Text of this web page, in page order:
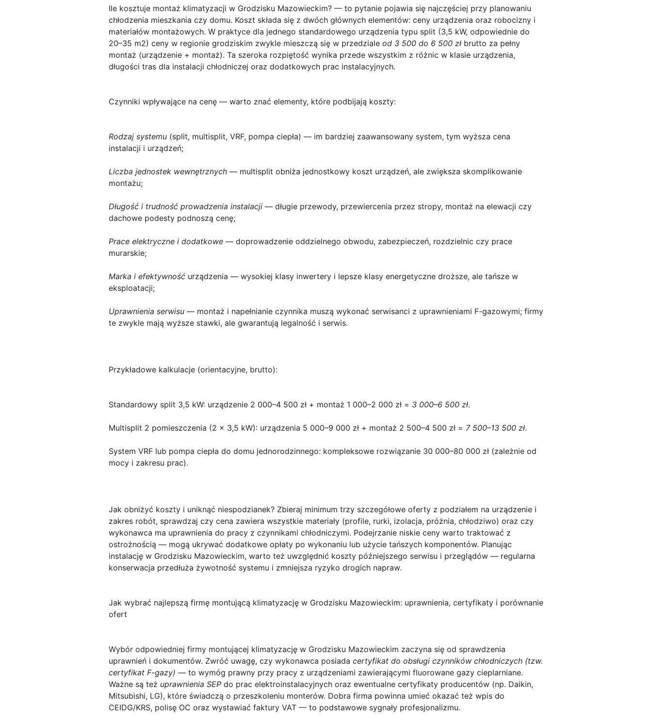
Ile kosztuje montaż klimatyzacji w Grodzisku Mazowieckim? — to pytanie pojawia się najczęściej przy planowaniu
chłodzenia mieszkania czy domu. Koszt składa się z dwóch głównych elementów: ceny urządzenia oraz robocizny i
materiałów montażowych. W praktyce dla jednego standardowego urządzenia typu split (3,5 kW, odpowiednie do
20–35 m2) ceny w regionie grodziskim zwykle mieszczą się w przedziale od 3 500 do 6 500 złbrutto za pełny
montaż (urządzenie + montaż). Ta szeroka rozpiętość wynika przede wszystkim z różnic w klasie urządzenia,
długości tras dla instalacji chłodniczej oraz dodatkowych prac instalacyjnych.
Czynniki wpływające na cenę — warto znać elementy, które podbijają koszty:
Rodzaj systemu (split, multisplit, VRF, pompa ciepła) — im bardziej zaawansowany system, tym wyższa cena
instalacji i urządzeń;
Liczba jednostek wewnętrznych — multisplit obniża jednostkowy koszt urządzeń, ale zwiększa skomplikowanie
montażu;
Długość i trudność prowadzenia instalacji — długie przewody, przewiercenia przez stropy, montaż na elewacji czy
dachowe podesty podnoszą cenę;
Prace elektryczne i dodatkowe — doprowadzenie oddzielnego obwodu, zabezpieczeń, rozdzielnic czy prace
murarskie;
Marka i efektywność urządzenia — wysokiej klasy inwertery i lepsze klasy energetyczne droższe, ale tańsze w
eksploatacji;
Uprawnienia serwisu — montaż i napełnianie czynnika muszą wykonać serwisanci z uprawnieniami F-gazowymi; firmy
te zwykle mają wyższe stawki, ale gwarantują legalność i serwis.
Przykładowe kalkulacje (orientacyjne, brutto):
Standardowy split 3,5 kW: urządzenie 2 000–4 500 zł + montaż 1 000–2 000 zł = 3 000–6 500 zł.
Multisplit 2 pomieszczenia (2 x 3,5 kW): urządzenia 5 000–9 000 zł + montaż 2 500–4 500 zł = 7 500–13 500 zł.
System VRF lub pompa ciepła do domu jednorodzinnego: kompleksowe rozwiązanie 30 000–80 000 zł (zależnie od
mocy i zakresu prac).
Jak obniżyć koszty i uniknąć niespodzianek? Zbieraj minimum trzy szczegółowe oferty z podziałem na urządzenie i
zakres robót, sprawdzaj czy cena zawiera wszystkie materiały (profile, rurki, izolacja, próżnia, chłodziwo) oraz czy
wykonawca ma uprawnienia do pracy z czynnikami chłodniczymi. Podejrzanie niskie ceny warto traktować z
ostrożnością — mogą ukrywać dodatkowe opłaty po wykonaniu lub użycie tańszych komponentów. Planując
instalację w Grodzisku Mazowieckim, warto też uwzględnić koszty późniejszego serwisu i przeglądów — regularna
konserwacja przedłuża żywotność systemu i zmniejsza ryzyko drogich napraw.
Jak wybrać najlepszą firmę montującą klimatyzację w Grodzisku Mazowieckim: uprawnienia, certyfikaty i porównanie
ofert
Wybór odpowiedniej firmy montującej klimatyzację w Grodzisku Mazowieckim zaczyna się od sprawdzenia
uprawnień i dokumentów. Zwróć uwagę, czy wykonawca posiada certyfikat do obsługi czynników chłodniczych (tzw.
certyfikat F-gazy) — to wymóg prawny przy pracy z urządzeniami zawierającymi fluorowane gazy cieplarniane.
Ważne są też uprawnienia SEP do prac elektroinstalacyjnych oraz ewentualne certyfikaty producentów (np. Daikin,
Mitsubishi, LG), które świadczą o przeszkoleniu monterów. Dobra firma powinna umieć okazać też wpis do
CEIDG/KRS, polisę OC oraz wystawiać faktury VAT — to podstawowe sygnały profesjonalizmu.